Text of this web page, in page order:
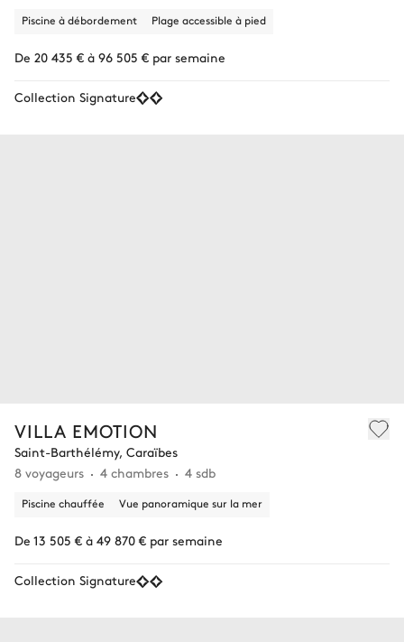
Piscine à débordement Plage accessible à pied
De 20 435 € à 96 505 € par semaine
Collection Signature
VILLA EMOTION
Saint-Barthélémy, Caraïbes
8 voyageurs
4 chambres 4 sdb
Piscine chauffée Vue panoramique sur la mer
De 13 505 € à 49 870 € par semaine
Collection Signature